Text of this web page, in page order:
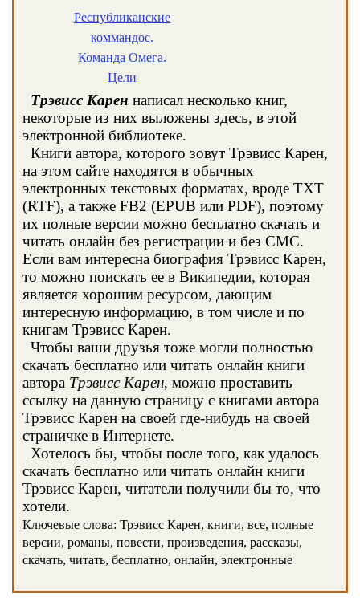
Республиканские
коммандос.
Команда Омега.
Цели
Трэвисс Карен написал несколько книг,
некоторые из них выложены здесь, в этой
электронной библиотеке.
Книги автора, которого зовут Трэвисс Карен,
на этом сайте находятся в обычных
электронных текстовых форматах, вроде TXT
(RTF), а также FB2 (EPUB или PDF), поэтому
их полные версии можно бесплатно скачать и
читать онлайн без регистрации и без СМС.
Если вам интересна биография Трэвисс Карен,
то можно поискать ее в Википедии, которая
является хорошим ресурсом, дающим
интересную информацию, в том числе и по
книгам Трэвисс Карен.
Чтобы ваши друзья тоже могли полностью
скачать бесплатно или читать онлайн книги
автора Трэвисс Карен, можно проставить
ссылку на данную страницу с книгами автора
Трэвисс Карен на своей где-нибудь на своей
страничке в Интернете.
Хотелось бы, чтобы после того, как удалось
скачать бесплатно или читать онлайн книги
Трэвисс Карен, читатели получили бы то, что
хотели.
Ключевые слова: Трэвисс Карен, книги, все, полные
версии, романы, повести, произведения, рассказы,
скачать, читать, бесплатно, онлайн, электронные